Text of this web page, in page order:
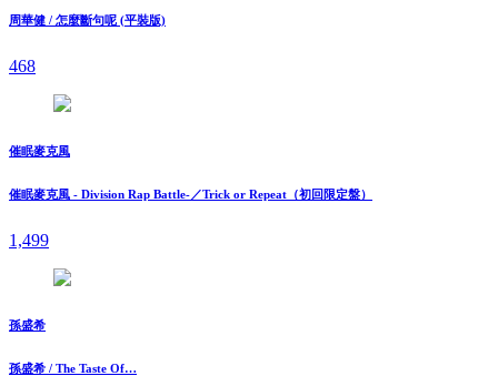
周華健 / 怎麼斷句呢 (平裝版)
468
催眠麥克風
催眠麥克風 - Division Rap Battle-／Trick or Repeat（初回限定盤）
1,499
孫盛希
孫盛希 / The Taste Of…